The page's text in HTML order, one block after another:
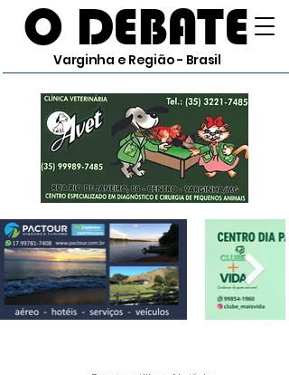
O DEBATE
Varginha e Região - Brasil